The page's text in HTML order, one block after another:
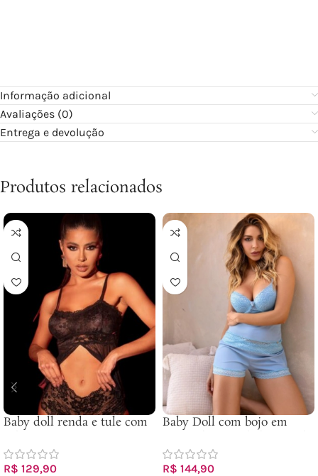
Informação adicional
Avaliações (0)
Entrega e devolução
Produtos relacionados
Baby doll renda e tule com
R$ 129,90
Baby Doll com bojo em
Ref.102411
R$ 144,90